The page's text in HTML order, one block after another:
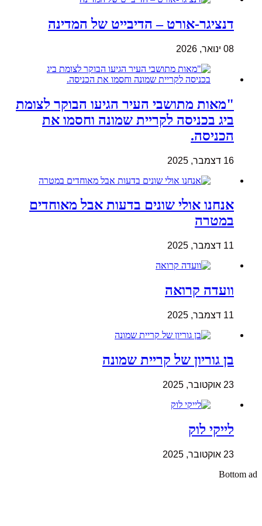
דנציגר-אורט – הדיבייט של המדינה
08 ינואר, 2026
"מאות מתושבי העיר הגיעו הבוקר לצומת
ביג בכניסה לקריית שמונה וחסמו את
הכניסה.
16 דצמבר, 2025
אנחנו אולי שונים בדעות אבל מאוחדים
במטרה
11 דצמבר, 2025
וועדה קרואה
11 דצמבר, 2025
בן גוריון של קריית שמונה
23 אוקטובר, 2025
לייקי לוק
23 אוקטובר, 2025
Bottom ad